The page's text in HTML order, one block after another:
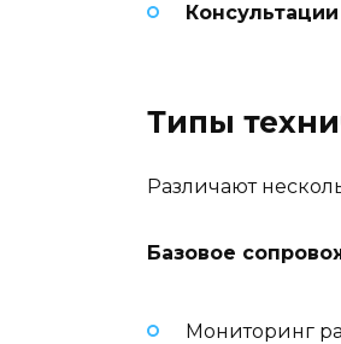
Типы
Различают
Базовое
Мониторинг